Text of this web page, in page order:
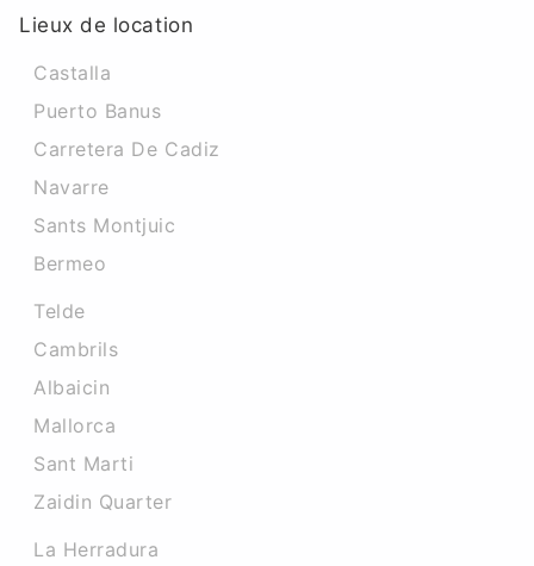
Lieux de location
Castalla
Puerto Banus
Carretera De Cadiz
Navarre
Sants Montjuic
Bermeo
Telde
Cambrils
Albaicin
Mallorca
Sant Marti
Zaidin Quarter
La Herradura